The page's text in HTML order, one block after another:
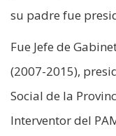
su padre fue
Fue Jefe de
(2007-2015),
Social de la
Interventor del